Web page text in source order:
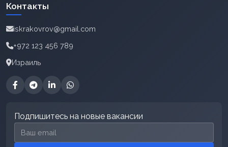
Контакты
iskrakovrov@gmail.com
+972 123 456 789
Израиль
Подпишитесь на новые вакансии
Email для подписки